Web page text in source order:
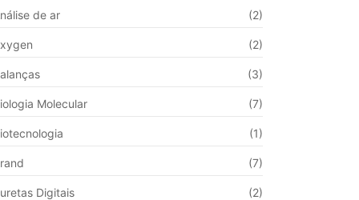
de ar (2)
(2)
(3)
Molecular (7)
(1)
(7)
Digitais (2)